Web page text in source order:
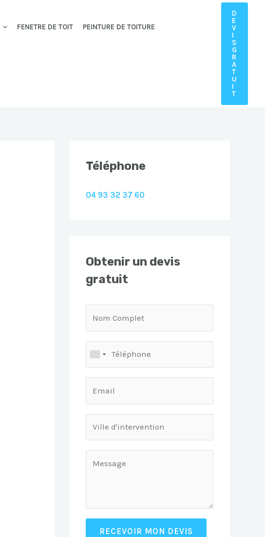
FENETRE DE TOIT PEINTURE DE TOITURE
D
E
V
I
S
G
R
A
T
U
I
T
Téléphone
04 93 32 37 60
Obtenir un devis
gratuit
RECEVOIR MON DEVIS